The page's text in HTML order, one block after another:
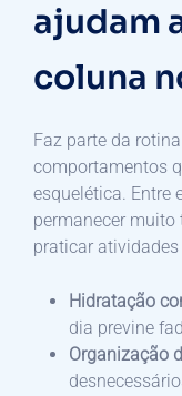
ajudam
coluna
Faz parte da
comportamentos
esquelética. Entre
permanecer
praticar
Hidratação
dia previne
Organização